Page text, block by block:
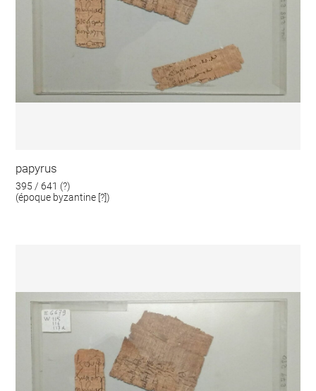
papyrus
395 / 641 (?)
(époque byzantine [?])